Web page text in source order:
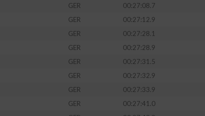
GER
00:27:08.7
GER
00:27:12.9
GER
00:27:28.1
GER
00:27:28.9
GER
00:27:31.5
GER
00:27:32.9
GER
00:27:33.9
GER
00:27:41.0